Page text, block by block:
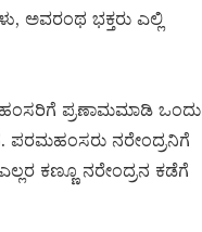
ಅವರಂಥ ಭಕ್ತರು ಎಲ್ಲಿ
ಪ್ರಣಾಮಮಾಡಿ ಒಂದು
ಪರಮಹಂಸರು ನರೇಂದ್ರನಿಗೆ
ಕಣ್ಣೂ ನರೇಂದ್ರನ ಕಡೆಗೆ